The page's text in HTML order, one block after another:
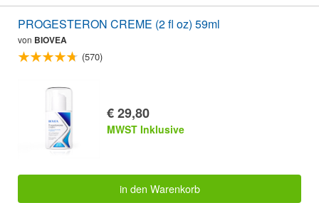
PROGESTERON CREME (2 fl oz) 59ml
von BIOVEA
(570)
€ 29,80
MWST Inklusive
in den Warenkorb